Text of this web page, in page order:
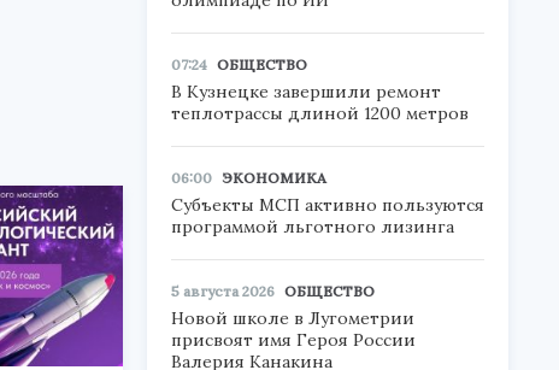
07:24 ОБЩЕСТВО
В Кузнецке завершили ремонт
теплотрассы длиной 1200 метров
06:00 ЭКОНОМИКА
Субъекты МСП активно пользуются
программой льготного лизинга
5 августа 2026 ОБЩЕСТВО
Новой школе в Лугометрии
присвоят имя Героя России
Валерия Канакина